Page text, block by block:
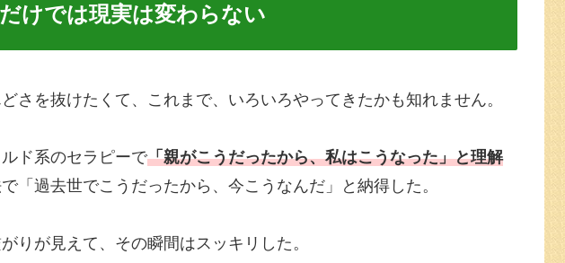
けでは現実は変わらない
さを抜けたくて、これまで、いろいろやってきたかも知れません。
ド系のセラピーで「親がこうだったから、私はこうなった」と理解
「過去世でこうだったから、今こうなんだ」と納得した。
りが見えて、その瞬間はスッキリした。